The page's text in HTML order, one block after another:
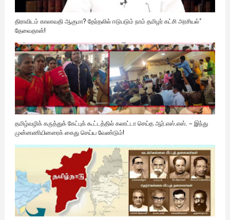
திராவிடம் காலாவதி ஆகுமா? தேர்தலில் ஈடுபடும் நாம் தமிழர் கட்சி அரசியல்"
தேவைதான்!
தமிழ்வழிக் கருத்துக் கேட்புக் கூட்டத்தில் கலாட்டா செய்த ஆர்.எஸ்.எஸ். – இந்து
முன்னணியினரைக் கைது செய்ய வேண்டும்!